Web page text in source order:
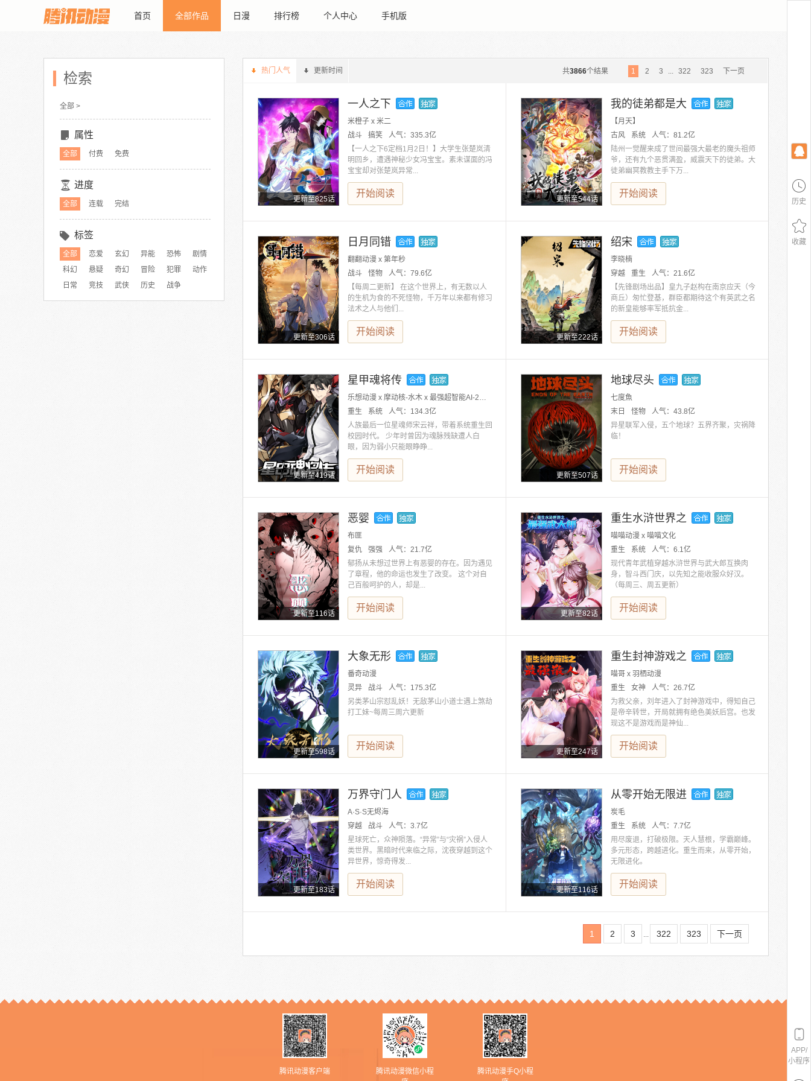
首页 全部作品 日漫 排行榜 个人中心 手机版
检索
全部 >
属性
全部 付费 免费
进度
全部 连载 完结
标签
全部 恋爱 玄幻 异能 恐怖
剧情
科幻
悬疑 奇幻 冒险 犯罪
动作
日常
竞技 武侠 历史 战争
热门人气 更新时间 1 2 3 ... 322 323 下一页
共3866个结果
更新至825话
一人之下
米橙子 x 米二
战斗
搞笑 人气： 335.3亿
【一人之下6定档1月2日！】大学生张楚岚清
明回乡，遭遇神秘少女冯宝宝。素未谋面的冯
宝宝却对张楚岚异常...
开始阅读
更新至544话
我的徒弟都是大
【月天】
古风
系统 人气： 81.2亿
陆州一觉醒来成了世间最强大最老的魔头祖师
爷，还有九个恶贯满盈，威震天下的徒弟。大
徒弟幽冥教教主手下万...
开始阅读
更新至306话
日月同错
翻翻动漫 x 第年秒
战斗
怪物 人气： 79.6亿
【每周二更新】 在这个世界上，有无数以人
的生机为食的不死怪物，千万年以来都有修习
法术之人与他们...
开始阅读
更新至222话
绍宋
李晓楠
穿越
重生 人气： 21.6亿
【先锋剧场出品】皇九子赵构在南京应天（今
商丘）匆忙登基，群臣都期待这个有英武之名
的新皇能够率军抵抗金...
开始阅读
更新至419话
星甲魂将传
乐想动漫 x 摩动核-水木 x 最强超智能AI-2号小红大人
重生
系统 人气： 134.3亿
人族最后一位星魂师宋云祥，带着系统重生回
校园时代。 少年时曾因为魂脉残缺遭人白
眼，因为弱小只能眼睁睁...
开始阅读
更新至507话
地球尽头
七度魚
末日
怪物 人气： 43.8亿
异星联军入侵，五个地球？五界齐聚，灾祸降
临！
开始阅读
更新至116话
恶婴
布匪
复仇
强强 人气： 21.7亿
郁扬从未想过世界上有恶婴的存在。因为遇见
了章程，他的命运也发生了改变。 这个对自
己百般呵护的人，却是...
开始阅读
更新至82话
重生水浒世界之
喵喵动漫 x 喵喵文化
重生
系统 人气： 6.1亿
现代青年武植穿越水浒世界与武大郎互换肉
身，智斗西门庆，以先知之能收服众好汉。
（每周三、周五更新）
开始阅读
更新至598话
大象无形
番奇动漫
灵异
战斗 人气： 175.3亿
另类茅山宗怼乱妖！无敌茅山小道士遇上煞劫
打工妹~每周三周六更新
开始阅读
更新至247话
重生封神游戏之
喵哥 x 羽栖动漫
重生
女神 人气： 26.7亿
为救父亲，刘年进入了封神游戏中，得知自己
是帝辛转世，开局就拥有绝色美妖后宫。也发
现这不是游戏而是神仙...
开始阅读
更新至183话
万界守门人
A·S·S无烬海
穿越
战斗 人气： 3.7亿
星球死亡，众神陨落。“异常”与“灾祸”入侵人
类世界。黑暗时代来临之际，沈夜穿越到这个
异世界，惊奇得发...
开始阅读
更新至116话
从零开始无限进
炭毛
重生
系统 人气： 7.7亿
用尽废退，打破极限。天人慧根，学霸巅峰。
多元形态，跨越进化。重生而来，从零开始，
无限进化。
开始阅读
1 2 3 ... 322 323 下一页
腾讯动漫客户端
腾讯动漫微信小程
腾讯动漫手Q小程
历史
收藏
APP/
小程序